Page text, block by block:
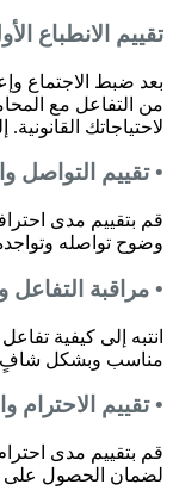
تقييم الانطباع
بعد ضبط الاجتماع
من التفاعل مع
لاحتياجاتك
• تقييم التواصل
قم بتقييم مدى
وضوح تواصله
• مراقبة التفاعل
انتبه إلى كيفية
مناسب وبشكل شافٍ
• تقييم الاحترام
قم بتقييم مدى
لضمان الحصول على